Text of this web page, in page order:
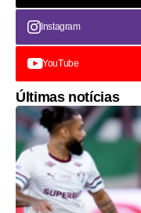
Instagram
YouTube
Últimas notícias